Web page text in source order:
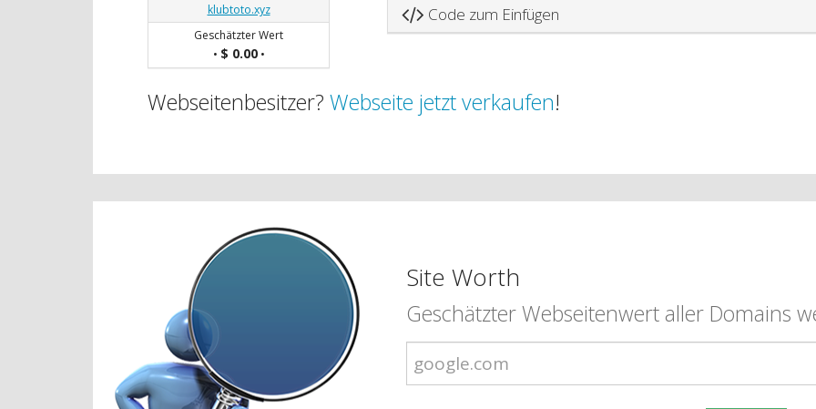
klubtoto.xyz
Geschätzter Wert
• $ 0.00•
Code zum Einfügen
Webseitenbesitzer? Webseite jetzt verkaufen!
Site Worth
Geschätzter Webseitenwert aller Domains